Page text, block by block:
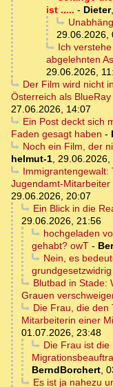
ist ..... - Dieter,
29.06.2026,
Ich
abgelehnten
29.06.2026,
Der Film wird nicht
Österreich als
27.06.2026, 14:07
Ein Post deckt sich
Faden gesagt haben -
Noch ein Film, der
helmut-1, 29.06.2026,
Jugendamt-
29.06.2026, 20:07
Ein Blick in die
29.06.2026, 21:56
hochgeladen
gehabt? owT -
Nein, es
grundgesetzwidrig
Blutbad in Stade:
Grauen
Die Frau, die den
Mitarbeiterin einer
01.07.2026, 23:48
Die Frau ist die
BerndBorchert,
Es ist ja nahezu